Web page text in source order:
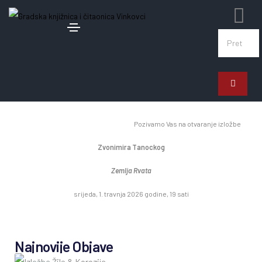
Otvorenje izložbe Zvonimira Tanockog
Pozivamo Vas na otvaranje izložbe
Zvonimira Tanockog
Zemlja Rvata
srijeda, 1. travnja 2026 godine, 19 sati
Najnovije Objave